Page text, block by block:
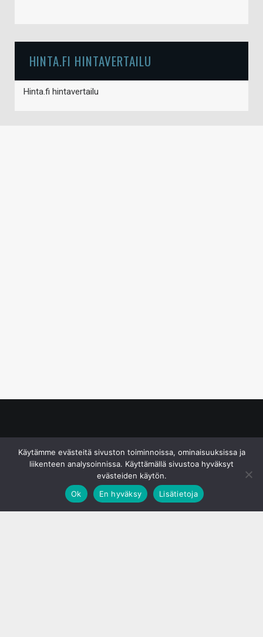
HINTA.FI HINTAVERTAILU
Hinta.fi hintavertailu
Käytämme evästeitä sivuston toiminnoissa, ominaisuuksissa ja
liikenteen analysoinnissa. Käyttämällä sivustoa hyväksyt
evästeiden käytön.
Ok
En hyväksy Lisätietoja